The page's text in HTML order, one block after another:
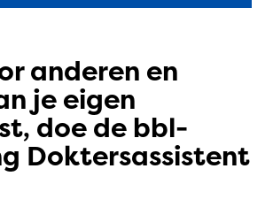
anderen en
je eigen
doe de bbl-
Doktersassistent